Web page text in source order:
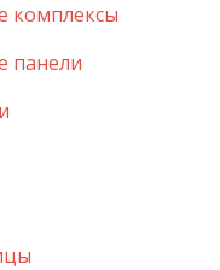
комплексы
панели